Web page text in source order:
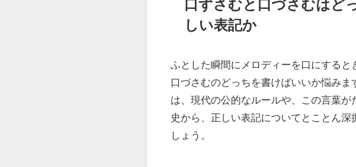
口ずさむと口づさむはど
しい表記か
ふとした瞬間にメロディーを口にすると
口づさむのどっちを書けばいいか悩みま
は、現代の公的なルールや、この言葉が
史から、正しい表記についてとことん深
しょう。